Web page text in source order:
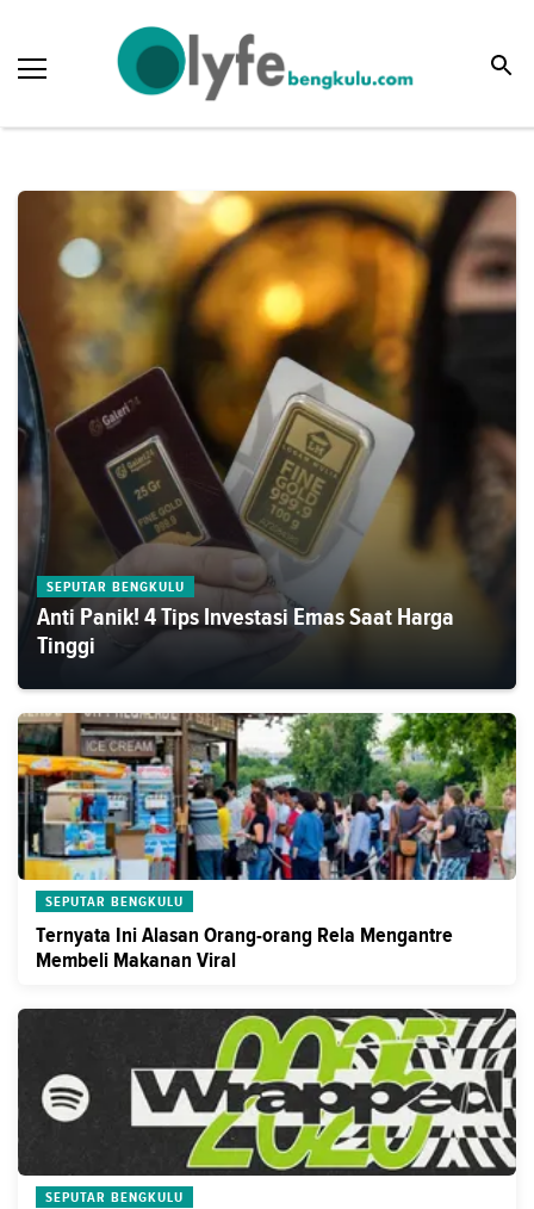
SEPUTAR BENGKULU
Anti Panik! 4 Tips Investasi Emas Saat Harga
Tinggi
SEPUTAR BENGKULU
Ternyata Ini Alasan Orang-orang Rela Mengantre
Membeli Makanan Viral
SEPUTAR BENGKULU